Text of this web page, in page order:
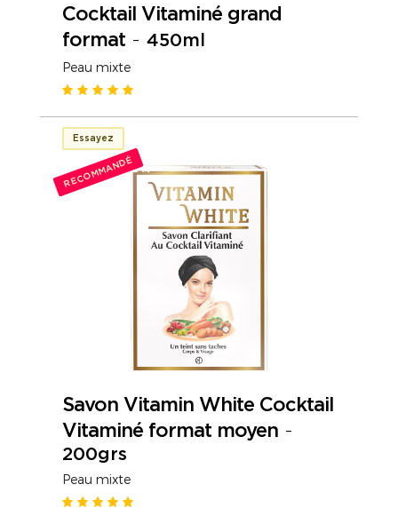
Cocktail Vitaminé grand
format- 450ml
Peau mixte
Essayez
RECOMMANDÉ
Savon Vitamin White Cocktail
Vitaminé format moyen-
200grs
Peau mixte